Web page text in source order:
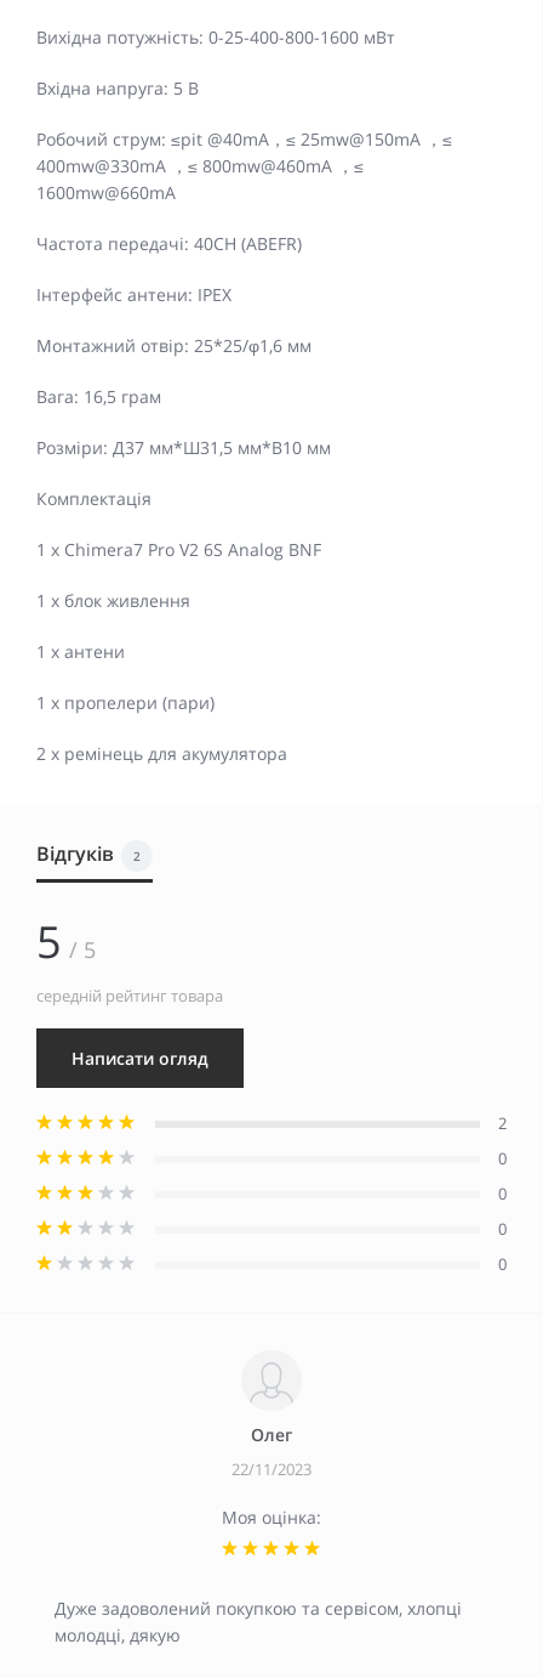
Вихідна потужність: 0-25-400-800-1600 мВт
Вхідна напруга: 5 В
Робочий струм: ≤pit @40mA，≤ 25mw@150mA ，≤
400mw@330mA ，≤ 800mw@460mA ，≤
1600mw@660mA
Частота передачі: 40CH (ABEFR)
Інтерфейс антени: IPEX
Монтажний отвір: 25*25/φ1,6 мм
Вага: 16,5 грам
Розміри: Д37 мм*Ш31,5 мм*В10 мм
Комплектація
1 x Chimera7 Pro V2 6S Analog BNF
1 х блок живлення
1 х антени
1 x пропелери (пари)
2 x ремінець для акумулятора
Відгуків 2
5 / 5
середній рейтинг товара
Написати огляд
2
0
0
0
0
Олег
22/11/2023
Моя оцінка:
Дуже задоволений покупкою та сервісом, хлопці
молодці, дякую